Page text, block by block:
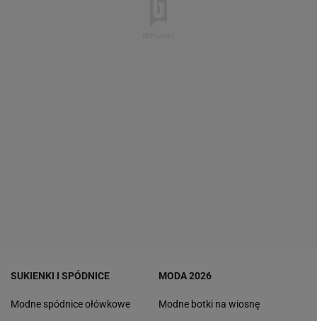
SUKIENKI I SPÓDNICE
Modne spódnice ołówkowe
MODA 2026
Modne botki na wiosnę